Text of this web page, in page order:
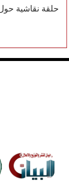
حلقة نقاشية